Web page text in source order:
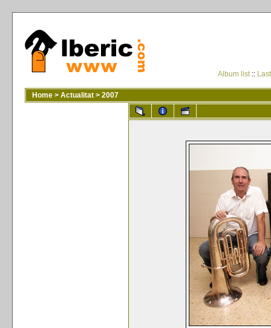
Album list::
Home > Actualitat > 2007